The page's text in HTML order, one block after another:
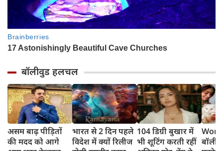
बॉलीवुड हलचल
असम बाढ़ पीड़ितों
की मदद को आगे
भारत से 2 दिन पहले
विदेश में क्यों रिलीज
104 डिग्री बुखार में
भी शूटिंग करती रहीं